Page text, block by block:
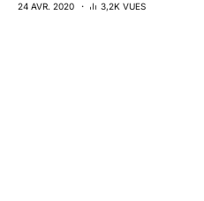
24 AVR. 2020 3,2K VUES